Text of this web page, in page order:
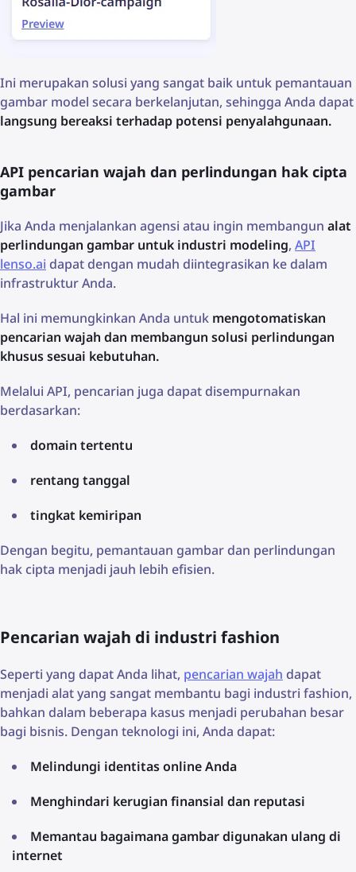
Ini merupakan solusi yang sangat baik untuk pemantauan
gambar model secara berkelanjutan, sehingga Anda dapat
langsung bereaksi terhadap potensi penyalahgunaan.
API pencarian wajah dan perlindungan hak cipta
gambar
Jika Anda menjalankan agensi atau ingin membangun alat
perlindungan gambar untuk industri modeling, API
lenso.ai dapat dengan mudah diintegrasikan ke dalam
infrastruktur Anda.
Hal ini memungkinkan Anda untuk mengotomatiskan
pencarian wajah dan membangun solusi perlindungan
khusus sesuai kebutuhan.
Melalui API, pencarian juga dapat disempurnakan
berdasarkan:
domain tertentu
rentang tanggal
tingkat kemiripan
Dengan begitu, pemantauan gambar dan perlindungan
hak cipta menjadi jauh lebih efisien.
Pencarian wajah di industri fashion
Seperti yang dapat Anda lihat, pencarian wajah dapat
menjadi alat yang sangat membantu bagi industri fashion,
bahkan dalam beberapa kasus menjadi perubahan besar
bagi bisnis. Dengan teknologi ini, Anda dapat:
Melindungi identitas online Anda
Menghindari kerugian finansial dan reputasi
Memantau bagaimana gambar digunakan ulang di
internet